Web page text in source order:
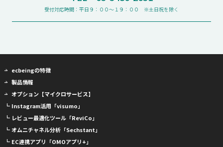
受付対応時間：平日９：００〜１９：００ ※土日祝を除く
ecbeingの特徴
製品情報
オプション【マイクロサービス】
┗ Instagram活用「visumo」
┗ レビュー最適化ツール「ReviCo」
┗ オムニチャネル分析「Sechstant」
┗ EC連携アプリ「OMOアプリ+」